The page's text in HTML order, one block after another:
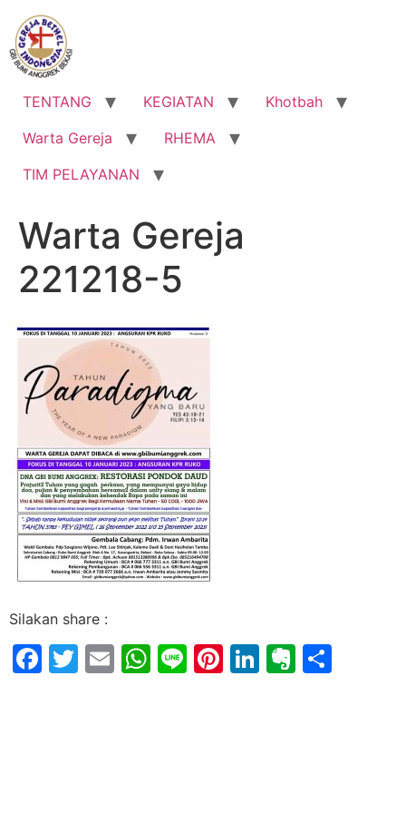
Lewati
konten
TENTANG KEGIATAN
Khotbah
Warta Gereja
RHEMA
TIM PELAYANAN
Warta Gereja
221218-5
Silakan share :
Facebook
Twitter
EmailWhatsApp
LinePinterest
LinkedIn